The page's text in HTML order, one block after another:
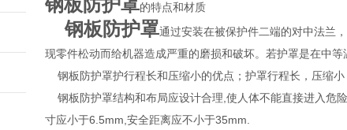
钢板防护罩的特点和材质
钢板防护罩通过安装在被保护件二端的对中法兰
现零件松动而给机器造成严重的磨损和破坏。若护罩是在中等
钢板防护罩护行程长和压缩小的优点；护罩行程长，压缩
钢板防护罩结构和布局应设计合理,使人体不能直接进入危
寸应小于6.5mm,安全距离应不小于35mm.